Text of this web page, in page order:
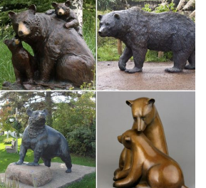
шуй символы богатства..
ставить на Восток, лучше,
на постаментеЩенок –
энергии, радости и роста.
расположить в офисе на рабочем
в карьере, бизнесе.
года 2018 оптом
– собака/Фигурки собаки.Размеры:
шт, Материалы: фарфор.